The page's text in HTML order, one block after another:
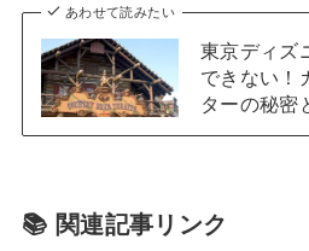
あわせて読みたい
東京ディズ
できない！
ターの秘密
📚 関連記事リンク